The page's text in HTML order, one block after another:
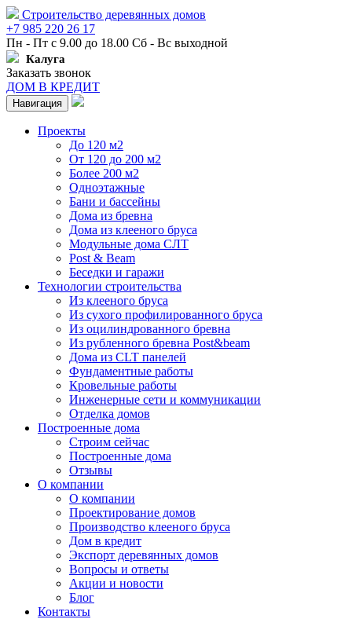
Строительство деревянных домов
+7 985 220 26 17
Пн - Пт с 9.00 до 18.00 Сб - Вс выходной
Калуга
Заказать звонок
ДОМ В КРЕДИТ
Навигация
Проекты
До 120 м2
От 120 до 200 м2
Более 200 м2
Одноэтажные
Бани и бассейны
Дома из бревна
Дома из клееного бруса
Модульные дома СЛТ
Post & Beam
Беседки и гаражи
Технологии строительства
Из клееного бруса
Из сухого профилированного бруса
Из оцилиндрованного бревна
Из рубленного бревна Post&beam
Дома из CLT панелей
Фундаментные работы
Кровельные работы
Инженерные сети и коммуникации
Отделка домов
Построенные дома
Строим сейчас
Построенные дома
Отзывы
О компании
О компании
Проектирование домов
Производство клееного бруса
Дом в кредит
Экспорт деревянных домов
Вопросы и ответы
Акции и новости
Блог
Контакты